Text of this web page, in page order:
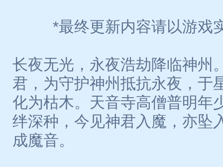
*最终更新内容请以游戏
长夜无光，永夜浩劫降临神州
君，为守护神州抵抗永夜，于
化为枯木。天音寺高僧普明年
绊深种，今见神君入魔，亦坠
成魔音。